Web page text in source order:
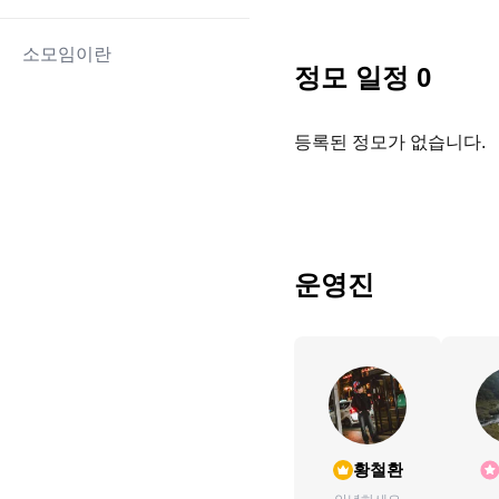
소모임이란
정모 일정 0
등록된 정모가 없습니다.
운영진
황철환